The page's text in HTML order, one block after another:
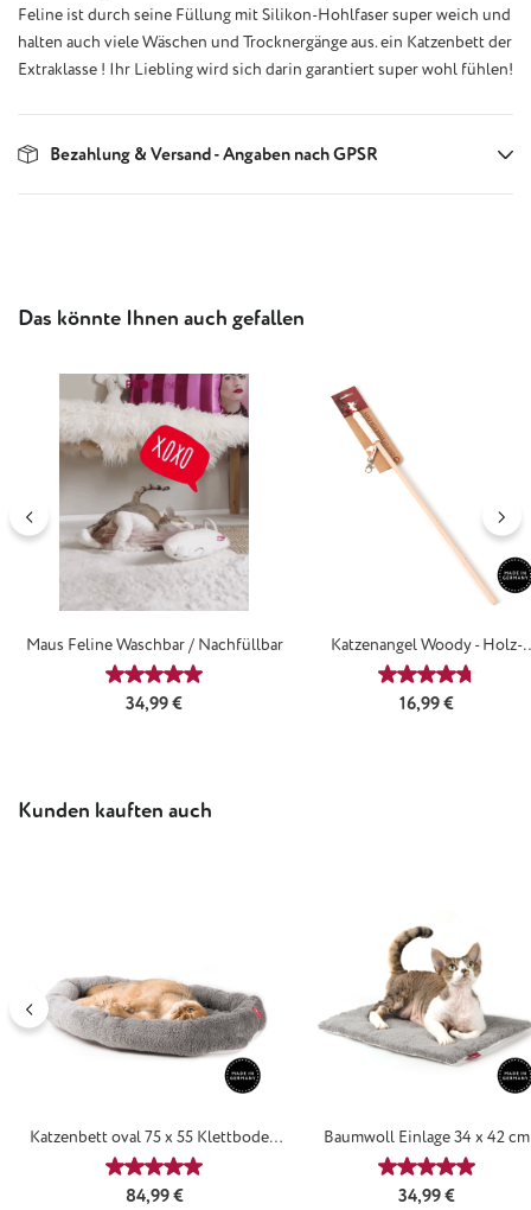
Feline ist durch seine Füllung mit Silikon-Hohlfaser super weich und
halten auch viele Wäschen und Trocknergänge aus. ein Katzenbett der
Extraklasse ! Ihr Liebling wird sich darin garantiert super wohl fühlen!
Bezahlung & Versand - Angaben nach GPSR
Produktgalerie überspringen
Das könnte Ihnen auch gefallen
Maus Feline Waschbar / Nachfüllbar
Durchschnittliche Bewertung von 4.88 von 5
Regulärer Preis:
34,99 €
Katzenangel Woody - Holz-
Katzenangel
Regulärer Preis:
16,99 €
Produktgalerie überspringen
Kunden kauften auch
Katzenbett oval 75 x 55 Klettboden
ClassicsilberDurchschnittliche Bewertung von 5 von 5 Sternen
Regulärer Preis:
84,99 €
Baumwoll Einlage 34 x 42 cm
Classicsilber
Regulärer Preis:
34,99 €